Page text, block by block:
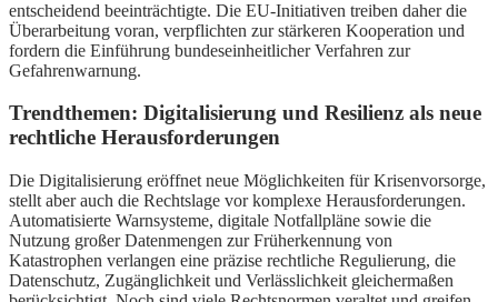
entscheidend beeinträchtigte. Die EU-Initiativen treiben daher die
Überarbeitung voran, verpflichten zur stärkeren Kooperation und
fordern die Einführung bundeseinheitlicher Verfahren zur
Gefahrenwarnung.
Trendthemen: Digitalisierung und Resilienz als neue
rechtliche Herausforderungen
Die Digitalisierung eröffnet neue Möglichkeiten für Krisenvorsorge,
stellt aber auch die Rechtslage vor komplexe Herausforderungen.
Automatisierte Warnsysteme, digitale Notfallpläne sowie die
Nutzung großer Datenmengen zur Früherkennung von
Katastrophen verlangen eine präzise rechtliche Regulierung, die
Datenschutz, Zugänglichkeit und Verlässlichkeit gleichermaßen